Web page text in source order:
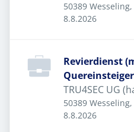
50389
Veröffentlicht
8.8.2026
Revierdienst
TRU4SEC UG
50389
Veröffentlicht
8.8.2026